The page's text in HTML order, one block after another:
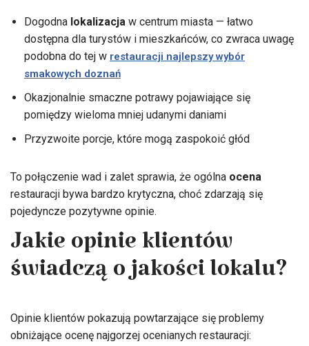
Dogodna lokalizacja w centrum miasta — łatwo
dostępna dla turystów i mieszkańców, co zwraca uwagę
podobna do tej w restauracji najlepszy wybór
smakowych doznań
Okazjonalnie smaczne potrawy pojawiające się
pomiędzy wieloma mniej udanymi daniami
Przyzwoite porcje, które mogą zaspokoić głód
To połączenie wad i zalet sprawia, że ogólna ocena
restauracji bywa bardzo krytyczna, choć zdarzają się
pojedyncze pozytywne opinie.
Jakie opinie klientów
świadczą o jakości lokalu?
Opinie klientów pokazują powtarzające się problemy
obniżające ocenę najgorzej ocenianych restauracji: